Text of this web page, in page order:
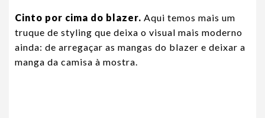
Cinto por cima do blazer. Aqui temos mais um
truque de styling que deixa o visual mais moderno
ainda: de arregaçar as mangas do blazer e deixar a
manga da camisa à mostra.